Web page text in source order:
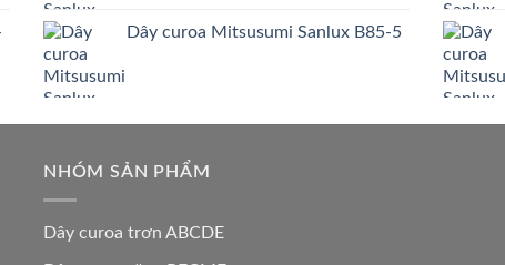
Dây curoa Mitsusumi Sanlux B85-5
NHÓM SẢN PHẨM
Dây curoa trơn ABCDE